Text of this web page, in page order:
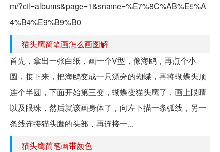
m/?ctl=albums&page=1&sname=%E7%8C%AB%E5%A
4%B4%E9%B9%B0
猫头鹰简笔画怎么画图解
首先，拿出一张白纸，画一个V型，像海鸥，再点个小
圆，接下来，把海鸥变成一只漂亮的蝴蝶，再将蝴蝶头顶
连个半圆，下面开始第三变，蝴蝶变猫头鹰了，画上眼睛
以及眼珠，然后就该画身体了，向左下描一条弧线，另一
条线连接猫头鹰的头部，再连接一...
猫头鹰简笔画带颜色